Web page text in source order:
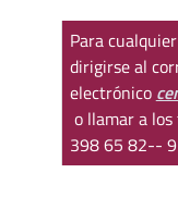
Para
dirigirse al
electrónico
o llamar a
398 65 82--